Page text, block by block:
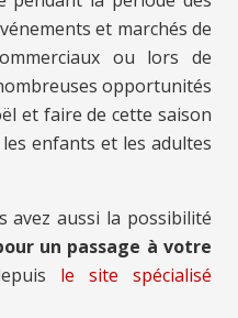
et marchés de
ou lors de
opportunités
et faire de cette saison
enfants et les adultes
avez aussi la possibilité
un passage à votre
le site spécialisé